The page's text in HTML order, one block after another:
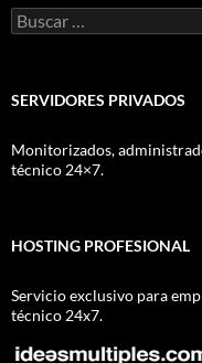
Buscar:
SERVIDORES PRIVADOS
Monitorizados,
técnico 24×7.
HOSTING PROFESIONAL
Servicio exclusivo para
técnico 24x7.